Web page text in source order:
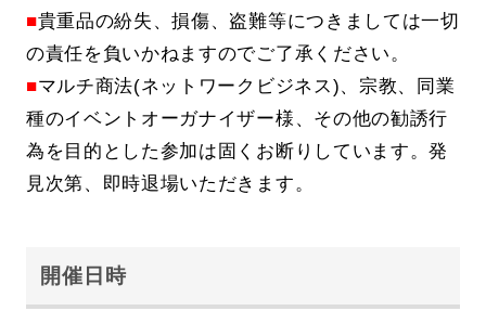
■貴重品の紛失、損傷、盗難等につきましては一切
の責任を負いかねますのでご了承ください。
■マルチ商法(ネットワークビジネス)、宗教、同業
種のイベントオーガナイザー様、その他の勧誘行
為を目的とした参加は固くお断りしています。発
見次第、即時退場いただきます。
開催日時